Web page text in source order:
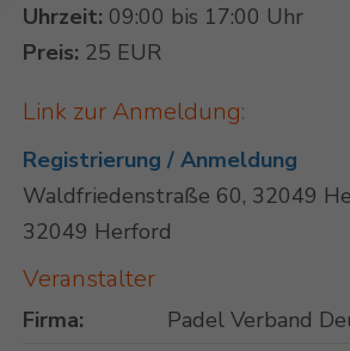
Uhrzeit: 09:00 bis 17:00 Uhr
Preis: 25 EUR
Link zur Anmeldung:
Registrierung / Anmeldung
Waldfriedenstraße 60, 32049
32049 Herford
Veranstalter
Firma:
Padel Verband